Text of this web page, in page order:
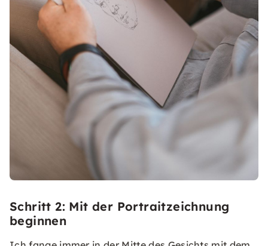
Schritt 2: Mit der Portraitzeichnung
beginnen